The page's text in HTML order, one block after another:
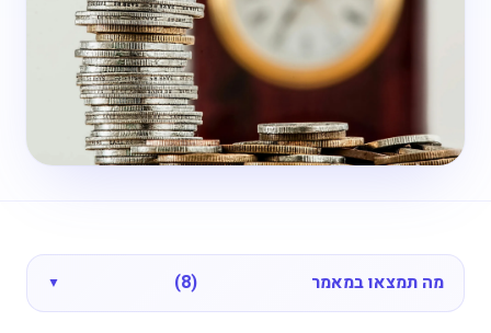
מה תמצאו במאמר (8)